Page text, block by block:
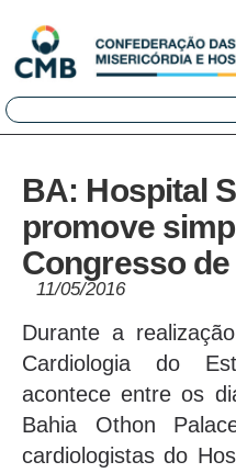
BA: Hospital
promove
Congresso
11/05/2016
Durante a
Cardiologia do
acontece entre os
Bahia Othon
cardiologistas do